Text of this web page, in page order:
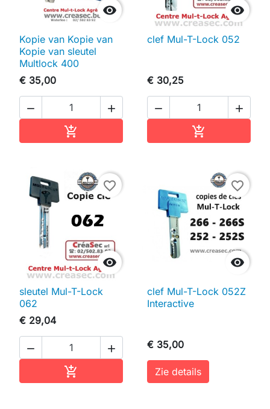

Kopie van Kopie van
Kopie van sleutel
Multlock 400
€ 35,00
 


clef Mul-T-Lock 052
€ 30,25
 


favorite_border
sleutel Mul-T-Lock
062
€ 29,04
 


favorite_border
clef Mul-T-Lock 052Z
Interactive
€ 35,00
Zie details